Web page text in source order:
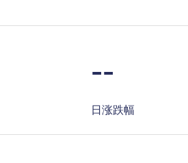
--
日涨跌幅